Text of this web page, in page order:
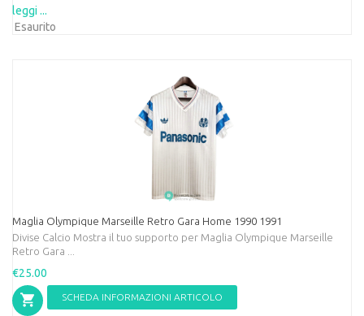
leggi ...
Esaurito
Maglia Olympique Marseille Retro Gara Home 1990 1991
Divise Calcio Mostra il tuo supporto per Maglia Olympique Marseille
Retro Gara ...
€25.00
SCHEDA INFORMAZIONI ARTICOLO